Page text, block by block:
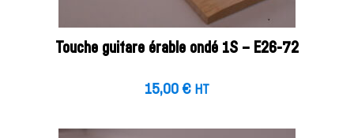
Touche guitare érable ondé 1S – E26-72
15,00 € HT